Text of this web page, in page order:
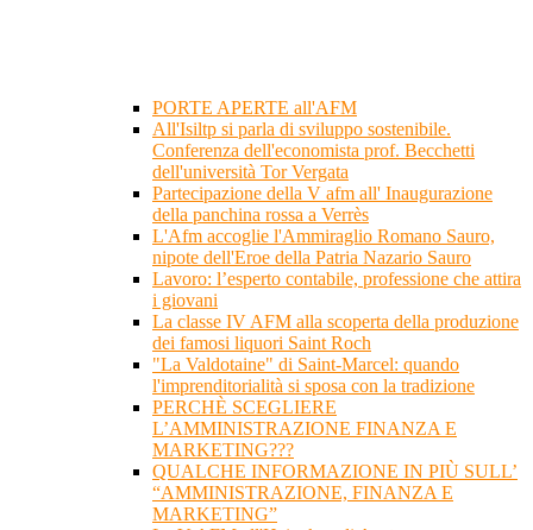
PORTE APERTE all'AFM
All'Isiltp si parla di sviluppo sostenibile.
Conferenza dell'economista prof. Becchetti
dell'università Tor Vergata
Partecipazione della V afm all' Inaugurazione
della panchina rossa a Verrès
L'Afm accoglie l'Ammiraglio Romano Sauro,
nipote dell'Eroe della Patria Nazario Sauro
Lavoro: l’esperto contabile, professione che attira
i giovani
La classe IV AFM alla scoperta della produzione
dei famosi liquori Saint Roch
"La Valdotaine" di Saint-Marcel: quando
l'imprenditorialità si sposa con la tradizione
PERCHÈ SCEGLIERE
L’AMMINISTRAZIONE FINANZA E
MARKETING???
QUALCHE INFORMAZIONE IN PIÙ SULL’
“AMMINISTRAZIONE, FINANZA E
MARKETING”